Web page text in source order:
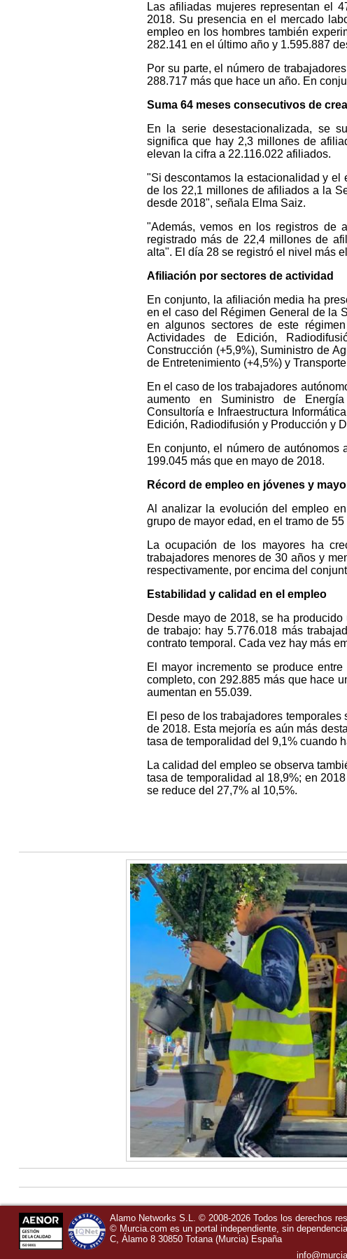
Las afiliadas mujeres representan el
2018. Su presencia en el mercado
empleo en los hombres también
282.141 en el último año y 1.595.887
Por su parte, el número de
288.717 más que hace un año. En
Suma 64 meses consecutivos de
En la serie desestacionalizada, se
significa que hay 2,3 millones de
elevan la cifra a 22.116.022 afiliados.
"Si descontamos la estacionalidad y el
de los 22,1 millones de afiliados a la
desde 2018", señala Elma Saiz.
"Además, vemos en los registros
registrado más de 22,4 millones de
alta". El día 28 se registró el nivel más
Afiliación por sectores de actividad
En conjunto, la afiliación media ha
en el caso del Régimen General de la
en algunos sectores de este
Actividades de Edición,
Construcción (+5,9%), Suministro de
de Entretenimiento (+4,5%) y
En el caso de los trabajadores
aumento en Suministro de Energía
Consultoría e Infraestructura
Edición, Radiodifusión y Producción y
En conjunto, el número de
199.045 más que en mayo de 2018.
Récord de empleo en jóvenes y
Al analizar la evolución del empleo
grupo de mayor edad, en el tramo de
La ocupación de los mayores ha
trabajadores menores de 30 años y
respectivamente, por encima del
Estabilidad y calidad en el empleo
Desde mayo de 2018, se ha
de trabajo: hay 5.776.018 más
contrato temporal. Cada vez hay más
El mayor incremento se produce
completo, con 292.885 más que hace
aumentan en 55.039.
El peso de los trabajadores
de 2018. Esta mejoría es aún más
tasa de temporalidad del 9,1% cuando
La calidad del empleo se observa
tasa de temporalidad al 18,9%; en
se reduce del 27,7% al 10,5%.
Alamo Networks S.L. © 2008-2026 Todos los derechos
© Murcia.com es un portal independiente, sin
C, Álamo 8 30850 Totana (Murcia) España